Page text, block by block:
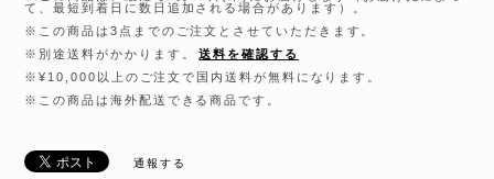
て、最短到着日に数日追加される場合があります）。
※この商品は3点までのご注文とさせていただきます。
※別途送料がかかります。
送料を確認する
※¥10,000以上のご注文で国内送料が無料になります。
※この商品は海外配送できる商品です。
通報する